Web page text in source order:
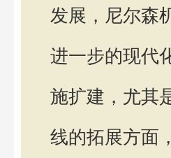
发展，尼尔森
进一步的现代
施扩建，尤其
线的拓展方面